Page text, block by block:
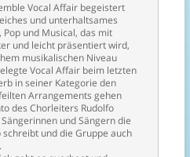
Vocal Affair begeistert
und unterhaltsames
Pop und Musical, das mit
und leicht präsentiert wird,
musikalischen Niveau
Vocal Affair beim letzten
in seiner Kategorie den
Arrangements gehen
des Chorleiters Rudolfo
und Sängern die
und die Gruppe auch